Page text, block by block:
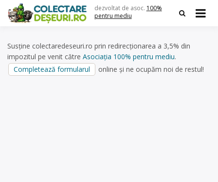
content
dezvoltat de asoc. 100%
pentru mediu
Susține colectaredeseuri.ro prin redirecționarea a 3,5% din
impozitul pe venit către Asociația 100% pentru mediu.
Completează formularul
online și ne ocupăm noi de restul!